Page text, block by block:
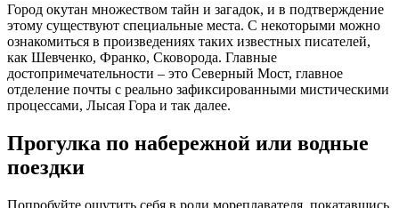
Город окутан множеством тайн и загадок, и в подтверждение
этому существуют специальные места. С некоторыми можно
ознакомиться в произведениях таких известных писателей,
как Шевченко, Франко, Сковорода. Главные
достопримечательности – это Северный Мост, главное
отделение почты с реально зафиксированными мистическими
процессами, Лысая Гора и так далее.
Прогулка по набережной или водные
поездки
Попробуйте ощутить себя в роли мореплавателя, покатавшись